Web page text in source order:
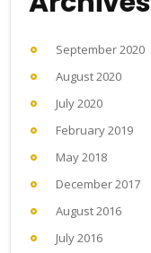
September 2020
August 2020
July 2020
February 2019
May 2018
December 2017
August 2016
July 2016